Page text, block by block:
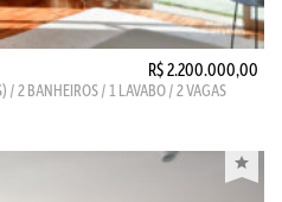
R$ 2.200.000,00
/ 2 BANHEIROS / 1 LAVABO / 2 VAGAS